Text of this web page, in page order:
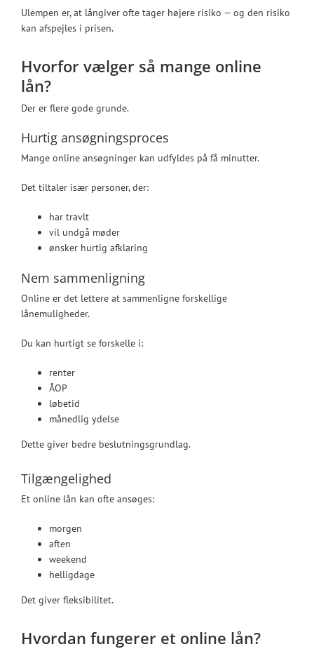
Ulempen er, at långiver ofte tager højere risiko — og den risiko
kan afspejles i prisen.
Hvorfor vælger så mange online
lån?
Der er flere gode grunde.
Hurtig ansøgningsproces
Mange online ansøgninger kan udfyldes på få minutter.
Det tiltaler især personer, der:
har travlt
vil undgå møder
ønsker hurtig afklaring
Nem sammenligning
Online er det lettere at sammenligne forskellige
lånemuligheder.
Du kan hurtigt se forskelle i:
renter
ÅOP
løbetid
månedlig ydelse
Dette giver bedre beslutningsgrundlag.
Tilgængelighed
Et online lån kan ofte ansøges:
morgen
aften
weekend
helligdage
Det giver fleksibilitet.
Hvordan fungerer et online lån?